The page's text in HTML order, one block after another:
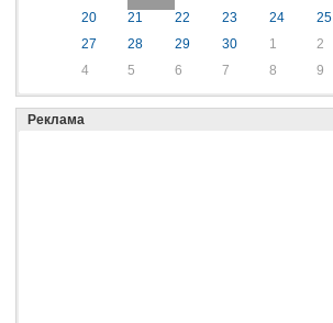
20
21 22 23 24 25
27
28 29 30 1 2
4
5 6 7 8 9
Реклама